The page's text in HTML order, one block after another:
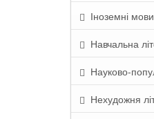
Іноземні мови
Навчальна
Науково-
Нехудожня